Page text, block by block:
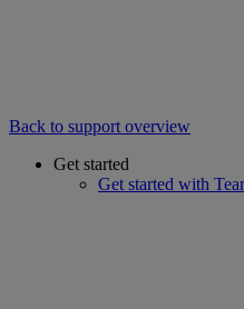
Back to support overview
Get started
Get started with